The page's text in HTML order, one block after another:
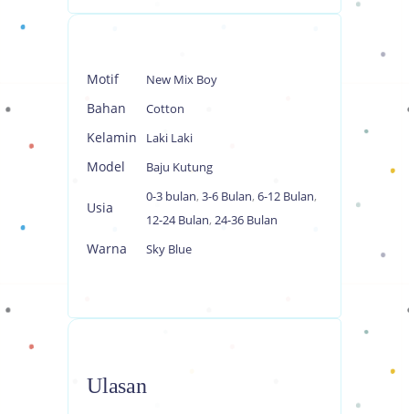
Motif New Mix Boy
Bahan Cotton
Kelamin Laki Laki
Model Baju Kutung
Usia
0-3 bulan, 3-6 Bulan, 6-12 Bulan,
12-24 Bulan, 24-36 Bulan
Warna Sky Blue
Ulasan